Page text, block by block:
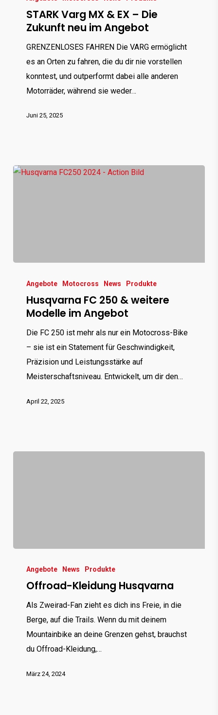
STARK Varg MX & EX – Die
Zukunft neu im Angebot
GRENZENLOSES FAHREN Die VARG ermöglicht
es an Orten zu fahren, die du dir nie vorstellen
konntest, und outperformt dabei alle anderen
Motorräder, während sie weder…
Juni 25, 2025
weitere
Modelle
Angebot
Angebote Motocross News Produkte
Husqvarna FC 250 & weitere
Modelle im Angebot
Die FC 250 ist mehr als nur ein Motocross-Bike
– sie ist ein Statement für Geschwindigkeit,
Präzision und Leistungsstärke auf
Meisterschaftsniveau. Entwickelt, um dir den…
April 22, 2025
Kleidung
Husqvarna
Angebote News Produkte
Offroad-Kleidung Husqvarna
Als Zweirad-Fan zieht es dich ins Freie, in die
Berge, auf die Trails. Wenn du mit deinem
Mountainbike an deine Grenzen gehst, brauchst
du Offroad-Kleidung,…
März 24, 2024